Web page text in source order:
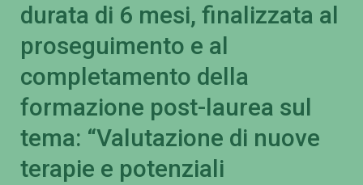
durata di 6 mesi, finalizzata al
proseguimento e al
completamento della
formazione post-laurea sul
tema: “Valutazione di nuove
terapie e potenziali